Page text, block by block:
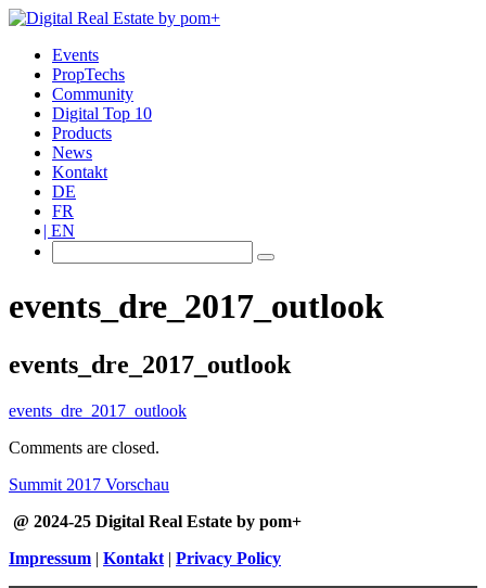
Events
PropTechs
Community
Digital Top 10
Products
News
Kontakt
DE
FR
EN
events_dre_2017_outlook
events_dre_2017_outlook
events_dre_2017_outlook
Comments are closed.
Summit 2017 Vorschau
@ 2024-25 Digital Real Estate by pom+
Impressum | Kontakt | Privacy Policy